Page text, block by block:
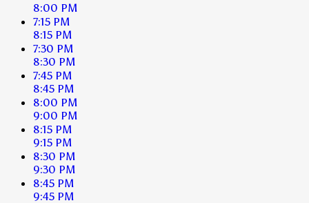
8:00 PM
7:15 PM
8:15 PM
7:30 PM
8:30 PM
7:45 PM
8:45 PM
8:00 PM
9:00 PM
8:15 PM
9:15 PM
8:30 PM
9:30 PM
8:45 PM
9:45 PM